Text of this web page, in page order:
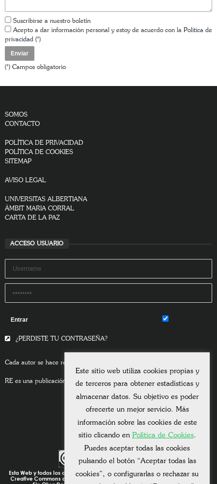
Suscribirse a nuestro boletín
Acepto a dar información personal y estoy de acuerdo con la Política de
privacidad (*)
(*) Campos obligatorio
SOMOS
CONTACTO
POLÍTICA DE PRIVACIDAD
POLÍTICA DE COOKIES
SITEMAP
AVISO LEGAL
UNIVERSITAS ALBERTIANA
ÀMBIT MARIA CORRAL
CARTA DE LA PAZ
ACCESO USUARIO
¿PERDISTE TU CONTRASEÑA?
Cada autor se hace responsable del contenido de sus escritos.
RE es una publicación asociada a la Universitas Albertiana.
Este sitio web utiliza cookies propias y
de terceros para obtener estadísticas y
almacenar datos. Su objetivo es poder
ofrecerte un mejor servicio. Más
información sobre las cookies de este
sitio clicando en Política de Cookies.
Puedes aceptar todas las cookies
pulsando el botón “Aceptar todas las
cookies”, o configurarlas o rechazar su